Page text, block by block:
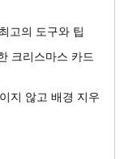
고의 도구와 팁
크리스마스 카드
지 않고 배경 지우